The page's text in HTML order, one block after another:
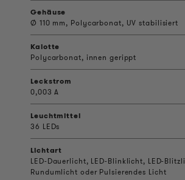
Gehäuse
Ø 110 mm, Polycarbonat, UV stabilisiert
Kalotte
Polycarbonat, innen gerippt
Leckstrom
0,003 A
Leuchtmittel
36 LEDs
Lichtart
LED-Dauerlicht, LED-Blinklicht, LED-
Rundumlicht oder Pulsierendes Licht